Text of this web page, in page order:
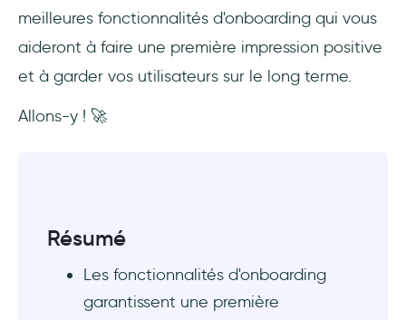
meilleures fonctionnalités d'onboarding qui vous
aideront à faire une première impression positive
et à garder vos utilisateurs sur le long terme.
Allons-y ! 🚀
Résumé
Les fonctionnalités d'onboarding
garantissent une première